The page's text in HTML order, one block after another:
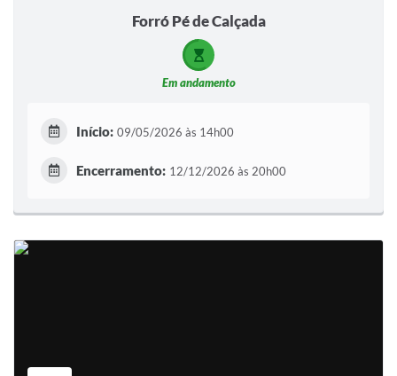
Forró Pé de Calçada
Em andamento
Início: 09/05/2026 às 14h00
Encerramento: 12/12/2026 às 20h00